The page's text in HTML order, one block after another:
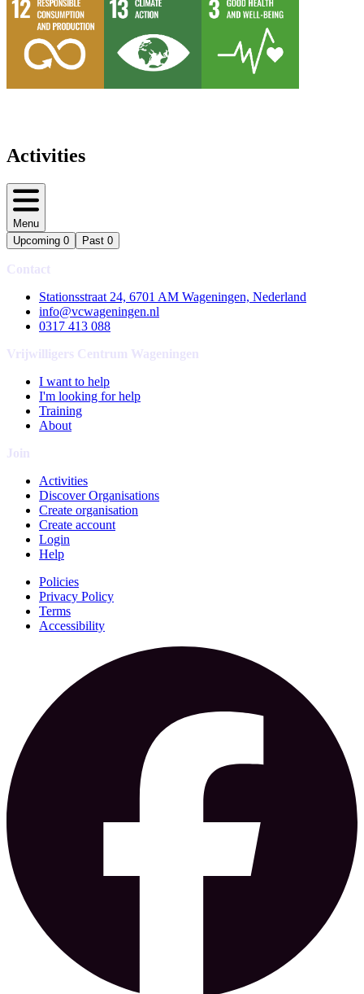
Activities
Menu
Upcoming 0 Past 0
Contact
Stationsstraat 24, 6701 AM Wageningen, Nederland
info@vcwageningen.nl
0317 413 088
Vrijwilligers Centrum Wageningen
I want to help
I'm looking for help
Training
About
Join
Activities
Discover Organisations
Create organisation
Create account
Login
Help
Policies
Privacy Policy
Terms
Accessibility